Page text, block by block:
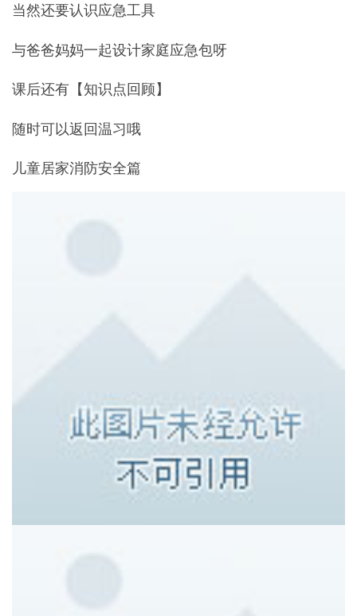
当然还要认识应急工具
与爸爸妈妈一起设计家庭应急包呀
课后还有【知识点回顾】
随时可以返回温习哦
儿童居家消防安全篇